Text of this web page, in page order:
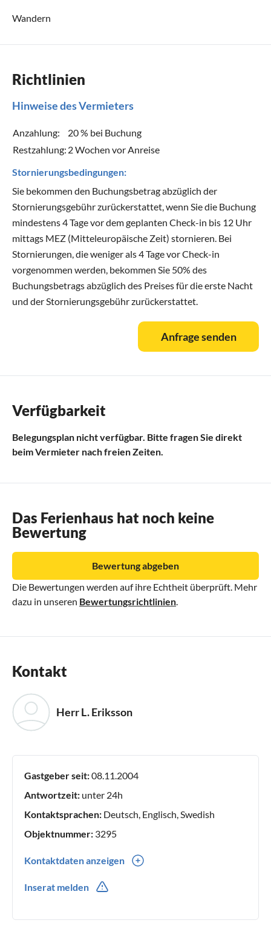
Wandern
Richtlinien
Hinweise des Vermieters
Anzahlung:
20 % bei Buchung
Restzahlung: 2 Wochen vor Anreise
Stornierungsbedingungen:
Sie bekommen den Buchungsbetrag abzüglich der
Stornierungsgebühr zurückerstattet, wenn Sie die Buchung
mindestens 4 Tage vor dem geplanten Check-in bis 12 Uhr
mittags MEZ (Mitteleuropäische Zeit) stornieren. Bei
Stornierungen, die weniger als 4 Tage vor Check-in
vorgenommen werden, bekommen Sie 50% des
Buchungsbetrags abzüglich des Preises für die erste Nacht
und der Stornierungsgebühr zurückerstattet.
Anfrage senden
Verfügbarkeit
Belegungsplan nicht verfügbar. Bitte fragen Sie direkt
beim Vermieter nach freien Zeiten.
Das Ferienhaus hat noch keine
Bewertung
Die Bewertungen werden auf ihre Echtheit überprüft. Mehr
dazu in unseren Bewertungsrichtlinien
Bewertung abgeben
Kontakt
Herr L. Eriksson
Gastgeber seit:08.11.2004
Antwortzeit: unter 24h
Kontaktsprachen: Deutsch, Englisch, Swedish
Objektnummer: 3295
Kontaktdaten anzeigen
Inserat melden